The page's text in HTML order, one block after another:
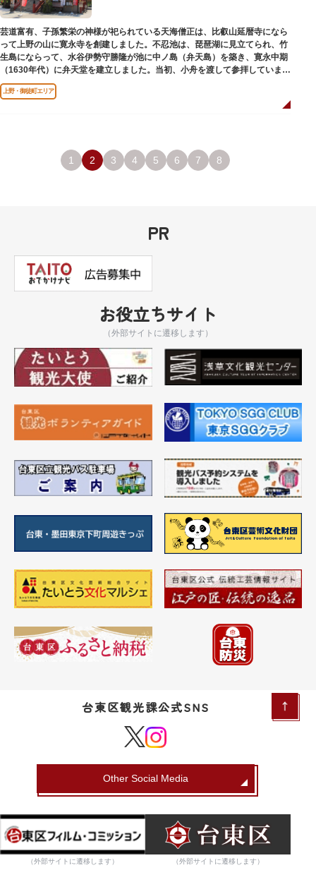
芸道富有、子孫繁栄の神様が祀られている天海僧正は、比叡山延暦寺になら
って上野の山に寛永寺を創建しました。不忍池は、琵琶湖に見立てられ、竹
生島にならって、水谷伊勢守勝隆が池に中ノ島（弁天島）を築き、寛永中期
（1630年代）に弁天堂を建立しました。当初、小舟を渡して参拝していまし
たが、後に橋が架けられました。
上野・御徒町エリア
1 2 3 4 5 6 7 8
PR
お役立ちサイト
（外部サイトに遷移します）
台東区観光課公式SNS
Other Social Media
（外部サイトに遷移します） （外部サイトに遷移します）